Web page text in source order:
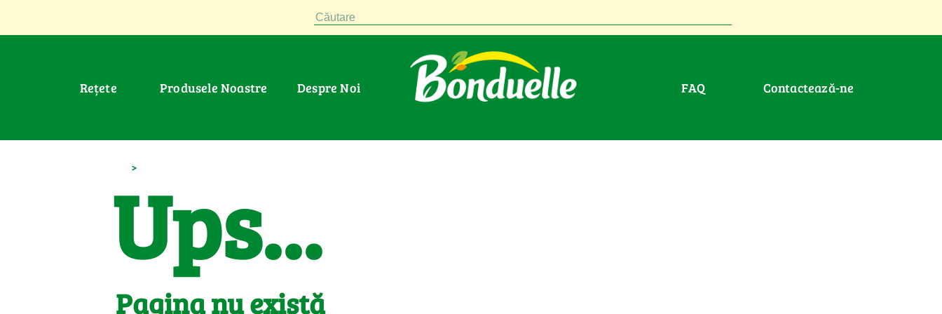
Căutare
Rețete Produsele Noastre Despre Noi FAQ Contactează-ne
>
Ups...
Pagina nu există